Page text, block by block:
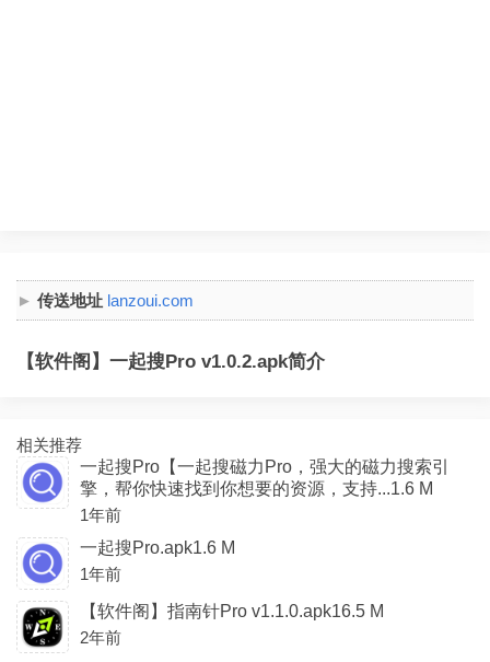
传送地址 lanzoui.com
【软件阁】一起搜Pro v1.0.2.apk简介
相关推荐
一起搜Pro【一起搜磁力Pro，强大的磁力搜索引
擎，帮你快速找到你想要的资源，支持...1.6 M
1年前
一起搜Pro.apk1.6 M
1年前
【软件阁】指南针Pro v1.1.0.apk16.5 M
2年前